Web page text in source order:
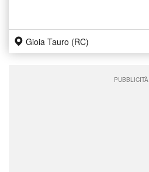
Gioia Tauro (RC)
PUBBLICITÀ